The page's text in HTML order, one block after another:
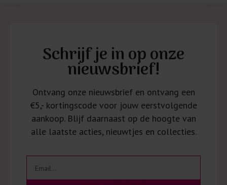
Schrijf je in op onze
nieuwsbrief!
Ontvang onze nieuwsbrief en ontvang een
€5,- kortingscode voor jouw eerstvolgende
aankoop. Blijf daarnaast op de hoogte van
alle laatste acties, nieuwtjes en collecties.